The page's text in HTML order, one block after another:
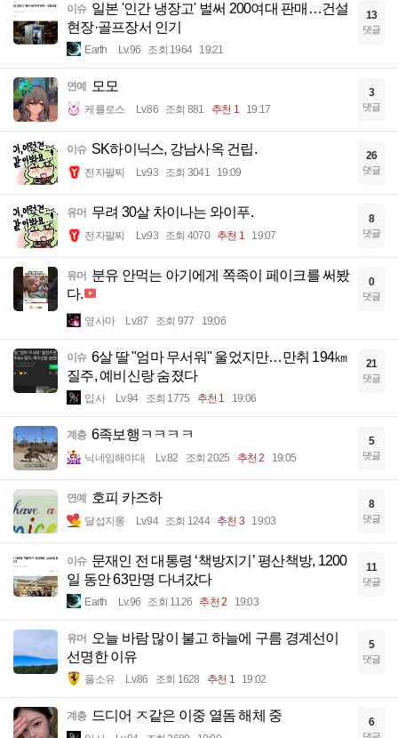
이슈 일본 '인간 냉장고' 벌써 200여대 판매…건설
현장·골프장서 인기
Earth Lv.96 조회 1964 19:21
13
댓글
연예 모모
케를로스 Lv.86 조회 881 추천 1 19:17
3
댓글
이슈 SK하이닉스, 강남사옥 건립.
전자팔찌 Lv.93 조회 3041 19:09
26
댓글
유머 무려 30살 차이나는 와이푸.
전자팔찌 Lv.93 조회 4070 추천 1 19:07
8
댓글
유머 분유 안먹는 아기에게 쪽족이 페이크를 써봤
다.
옆사마 Lv.87 조회 977 19:06
0
댓글
이슈 6살 딸 "엄마 무서워" 울었지만…만취 194㎞
질주, 예비신랑 숨졌다
입사 Lv.94 조회 1775 추천 1 19:06
21
댓글
계층 6족보행ㅋㅋㅋㅋ
닉네임해야대 Lv.82 조회 2025 추천 2 19:05
5
댓글
연예 호피 카즈하
달섭지롱 Lv.94 조회 1244 추천 3 19:03
8
댓글
이슈 문재인 전 대통령 ‘책방지기’ 평산책방, 1200
일 동안 63만명 다녀갔다
Earth Lv.96 조회 1126 추천 2 19:03
11
댓글
유머
오늘 바람 많이 불고 하늘에 구름 경계선이
선명한 이유
풀소유 Lv.86 조회 1628 추천 1 19:02
5
댓글
계층 드디어 ㅈ같은 이중 열돔 해체 중 6